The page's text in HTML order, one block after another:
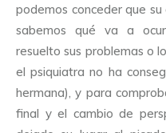
podemos conceder que su
sabemos qué va a
resuelto sus problemas o
el psiquiatra no ha
hermana), y para
final y el cambio de